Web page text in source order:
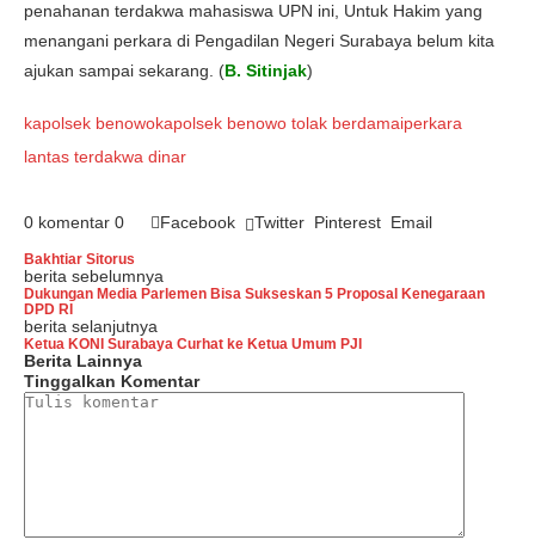
penahanan terdakwa mahasiswa UPN ini, Untuk Hakim yang
menangani perkara di Pengadilan Negeri Surabaya belum kita
ajukan sampai sekarang. (B. Sitinjak)
kapolsek benowokapolsek benowo tolak berdamaiperkara
lantas terdakwa dinar
0 komentar 0 Facebook Twitter Pinterest Email
Bakhtiar Sitorus
berita sebelumnya
Dukungan Media Parlemen Bisa Sukseskan 5 Proposal Kenegaraan
DPD RI
berita selanjutnya
Ketua KONI Surabaya Curhat ke Ketua Umum PJI
Berita Lainnya
Tinggalkan Komentar